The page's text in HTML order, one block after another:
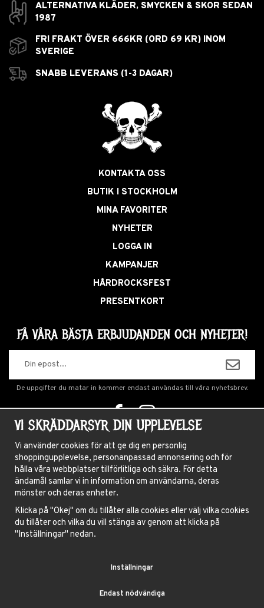
ALTERNATIVA KLÄDER, SMYCKEN & SKOR SEDAN
1987
FRI FRAKT ÖVER 666KR (ORD 69 KR) INOM
SVERIGE
SNABB LEVERANS (1-3 DAGAR)
KONTAKTA OSS
BUTIK I STOCKHOLM
MINA FAVORITER
NYHETER
LOGGA IN
KAMPANJER
HÅRDROCKSFEST
PRESENTKORT
FÅ VÅRA BÄSTA ERBJUDANDEN OCH NYHETER!
De uppgifter du matar in kommer endast användas till våra nyhetsbrev.
OM OSS
NYHETSBREV
OM COOKIES
FRÅGOR OCH SVAR
HÅRFÄRGNINGSGUIDE
INSTRUKTIONER LINSER
BLOGG
VI SKRÄDDARSYR DIN UPPLEVELSE
Vi använder cookies för att ge dig en personlig
shoppingupplevelse, personanpassad annonsering och för
hålla våra webbplatser tillförlitliga och säkra. För detta
ändamål samlar vi in information om användarna, deras
mönster och deras enheter.
Klicka på "Okej" om du tillåter alla cookies eller välj vilka cookies
du tillåter och vilka du vill stänga av genom att klicka på
"Inställningar" nedan.
Inställningar
Endast nödvändiga